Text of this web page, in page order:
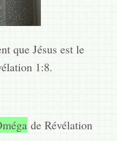
que Jésus est le
1:8.
de Révélation